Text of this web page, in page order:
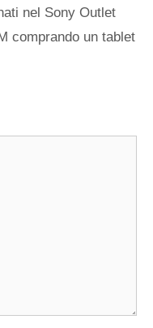
nel Sony Outlet
comprando un tablet